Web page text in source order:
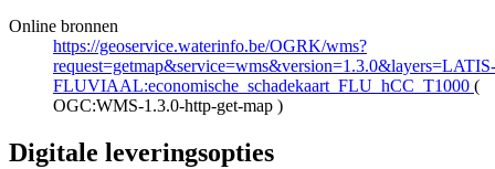
Online bronnen
https://geoservice.waterinfo.be/OGRK/wms?
request=getmap&service=wms&version=1.3.0&layers=LATIS-
FLUVIAAL:economische_schadekaart_FLU_hCC_T1000 (
OGC:WMS-1.3.0-http-get-map )
Digitale leveringsopties